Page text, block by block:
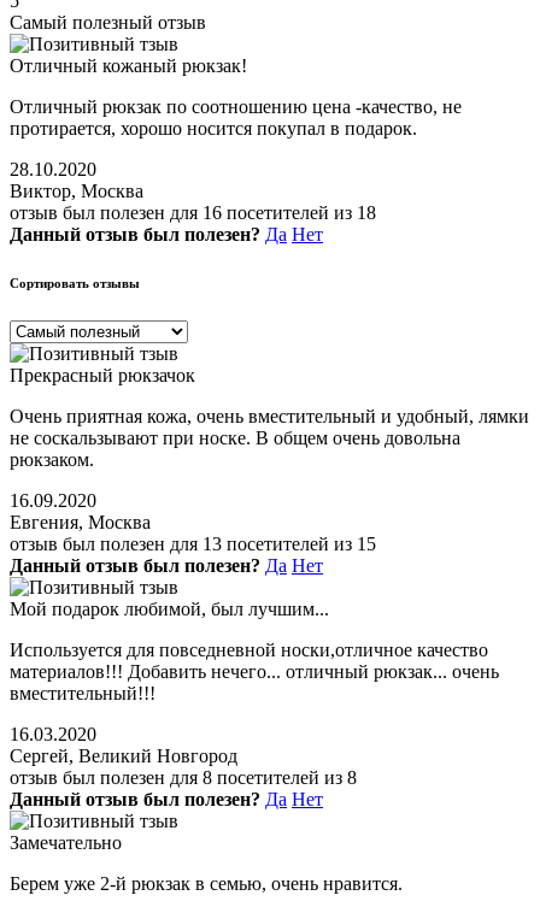
Самый полезный отзыв
Отличный кожаный рюкзак!
Отличный рюкзак по соотношению цена -качество, не
протирается, хорошо носится покупал в подарок.
28.10.2020
Виктор, Москва
отзыв был полезен для 16 посетителей из 18
Данный отзыв был полезен? Да Нет
Сортировать отзывы
Прекрасный рюкзачок
Очень приятная кожа, очень вместительный и удобный, лямки
не соскальзывают при носке. В общем очень довольна
рюкзаком.
16.09.2020
Евгения, Москва
отзыв был полезен для 13 посетителей из 15
Данный отзыв был полезен? Да Нет
Мой подарок любимой, был лучшим...
Используется для повседневной носки,отличное качество
материалов!!! Добавить нечего... отличный рюкзак... очень
вместительный!!!
16.03.2020
Сергей, Великий Новгород
отзыв был полезен для 8 посетителей из 8
Данный отзыв был полезен? Да Нет
Замечательно
Берем уже 2-й рюкзак в семью, очень нравится.